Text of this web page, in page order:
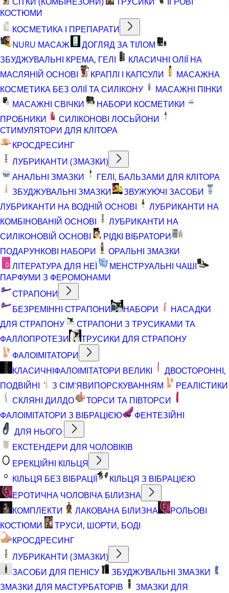
КОСТЮМИ
КОСМЕТИКА І ПРЕПАРАТИ
NURU МАСАЖ
ДОГЛЯД ЗА ТІЛОМ
ЗБУДЖУВАЛЬНІ КРЕМА, ГЕЛІ
КЛАСИЧНІ ОЛІЇ НА
МАСЛЯНІЙ ОСНОВІ
КРАПЛІ І КАПСУЛИ
МАСАЖНА
КОСМЕТИКА БЕЗ ОЛІЇ ТА СИЛІКОНУ
МАСАЖНІ ПІНКИ
МАСАЖНІ СВІЧКИ
НАБОРИ КОСМЕТИКИ
ПРОБНИКИ
СИЛІКОНОВІ ЛОСЬЙОНИ
СТИМУЛЯТОРИ ДЛЯ КЛІТОРА
КРОСДРЕСИНГ
ЛУБРИКАНТИ (ЗМАЗКИ)
АНАЛЬНІ ЗМАЗКИ
ГЕЛІ, БАЛЬЗАМИ ДЛЯ КЛІТОРА
ЗБУДЖУВАЛЬНІ ЗМАЗКИ
ЗВУЖУЮЧІ ЗАСОБИ
ЛУБРИКАНТИ НА ВОДНІЙ ОСНОВІ
ЛУБРИКАНТИ НА
КОМБІНОВАНІЙ ОСНОВІ
ЛУБРИКАНТИ НА
СИЛІКОНОВІЙ ОСНОВІ
РІДКІ ВІБРАТОРИ
ПОДАРУНКОВІ НАБОРИ
ОРАЛЬНІ ЗМАЗКИ
ЛІТЕРАТУРА ДЛЯ НЕЇ
МЕНСТРУАЛЬНІ ЧАШІ
ПАРФУМИ З ФЕРОМОНАМИ
СТРАПОНИ
БЕЗРЕМІННІ СТРАПОНИ
НАБОРИ
НАСАДКИ
ДЛЯ СТРАПОНУ
СТРАПОНИ З ТРУСИКАМИ ТА
ФАЛЛОПРОТЕЗИ
ТРУСИКИ ДЛЯ СТРАПОНУ
ФАЛОІМІТАТОРИ
КЛАСИЧНІФАЛОІМІТАТОРИ ВЕЛИКІ
ДВОСТОРОННІ,
ПОДВІЙНІ
З СІМ'ЯВИПОРСКУВАННЯМ
РЕАЛІСТИКИ
СКЛЯНІ ДИЛДО
ТОРСИ ТА ПІВТОРСИ
ФАЛОІМІТАТОРИ З ВІБРАЦІЄЮ
ФЕНТЕЗІЙНІ
ДЛЯ НЬОГО
ЕКСТЕНДЕРИ ДЛЯ ЧОЛОВІКІВ
ЕРЕКЦІЙНІ КІЛЬЦЯ
КІЛЬЦЯ БЕЗ ВІБРАЦІЇ
КІЛЬЦЯ З ВІБРАЦІЄЮ
ЕРОТИЧНА ЧОЛОВІЧА БІЛИЗНА
КОМПЛЕКТИ
ЛАКОВАНА БІЛИЗНА
РОЛЬОВІ
КОСТЮМИ
ТРУСИ, ШОРТИ, БОДІ
КРОСДРЕСИНГ
ЛУБРИКАНТИ (ЗМАЗКИ)
ЗАСОБИ ДЛЯ ПЕНІСУ
ЗБУДЖУВАЛЬНІ ЗМАЗКИ
ЗМАЗКИ ДЛЯ МАСТУРБАТОРІВ
ЗМАЗКИ ДЛЯ